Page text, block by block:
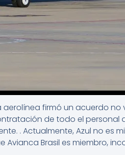
firmó un acuerdo
de todo el personal
. Actualmente, Azul no es
Avianca Brasil es miembro,